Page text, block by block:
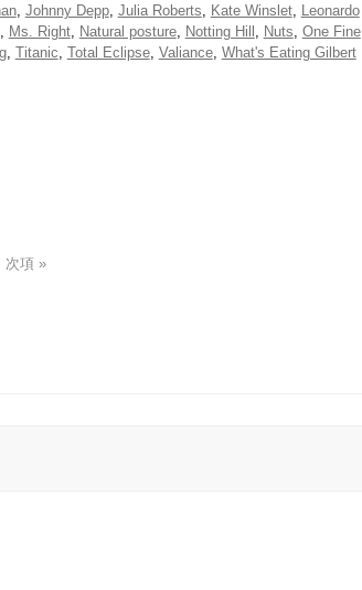
, Johnny Depp, Julia Roberts, Kate Winslet, Leonardo
, Ms. Right, Natural posture, Notting Hill , Nuts, One Fine
, Titanic, Total Eclipse, Valiance, What's Eating Gilbert
次項 »